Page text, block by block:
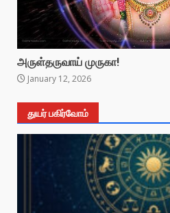
அருள்தருவாய் முருகா!
January 12, 2026
துயர் பகிர்வோம்